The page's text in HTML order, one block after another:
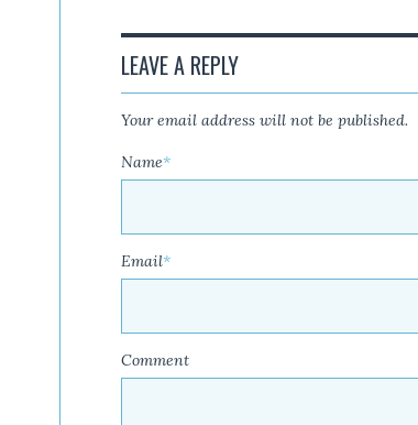
LEAVE A REPLY
Your email address will not be published.
Name*
Email*
Comment